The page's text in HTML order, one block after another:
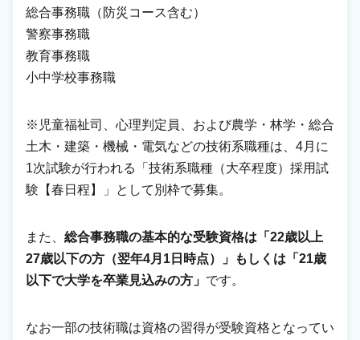
総合事務職（防災コース含む）
警察事務職
教育事務職
小中学校事務職
※児童福祉司、心理判定員、および農学・林学・総合
土木・建築・機械・電気などの技術系職種は、4月に
1次試験が行われる「技術系職種（大卒程度）採用試
験【春日程】」として別枠で募集。
また、 総合事務職の基本的な受験資格は「22歳以上
27歳以下の方（翌年4月1日時点）」もしくは「21歳
以下で大学を卒業見込みの方」 です。
なお一部の技術職は資格の習得が受験資格となってい